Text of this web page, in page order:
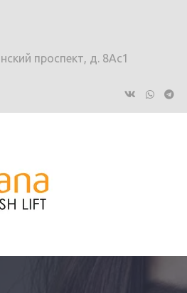
проспект, д. 8Ас1